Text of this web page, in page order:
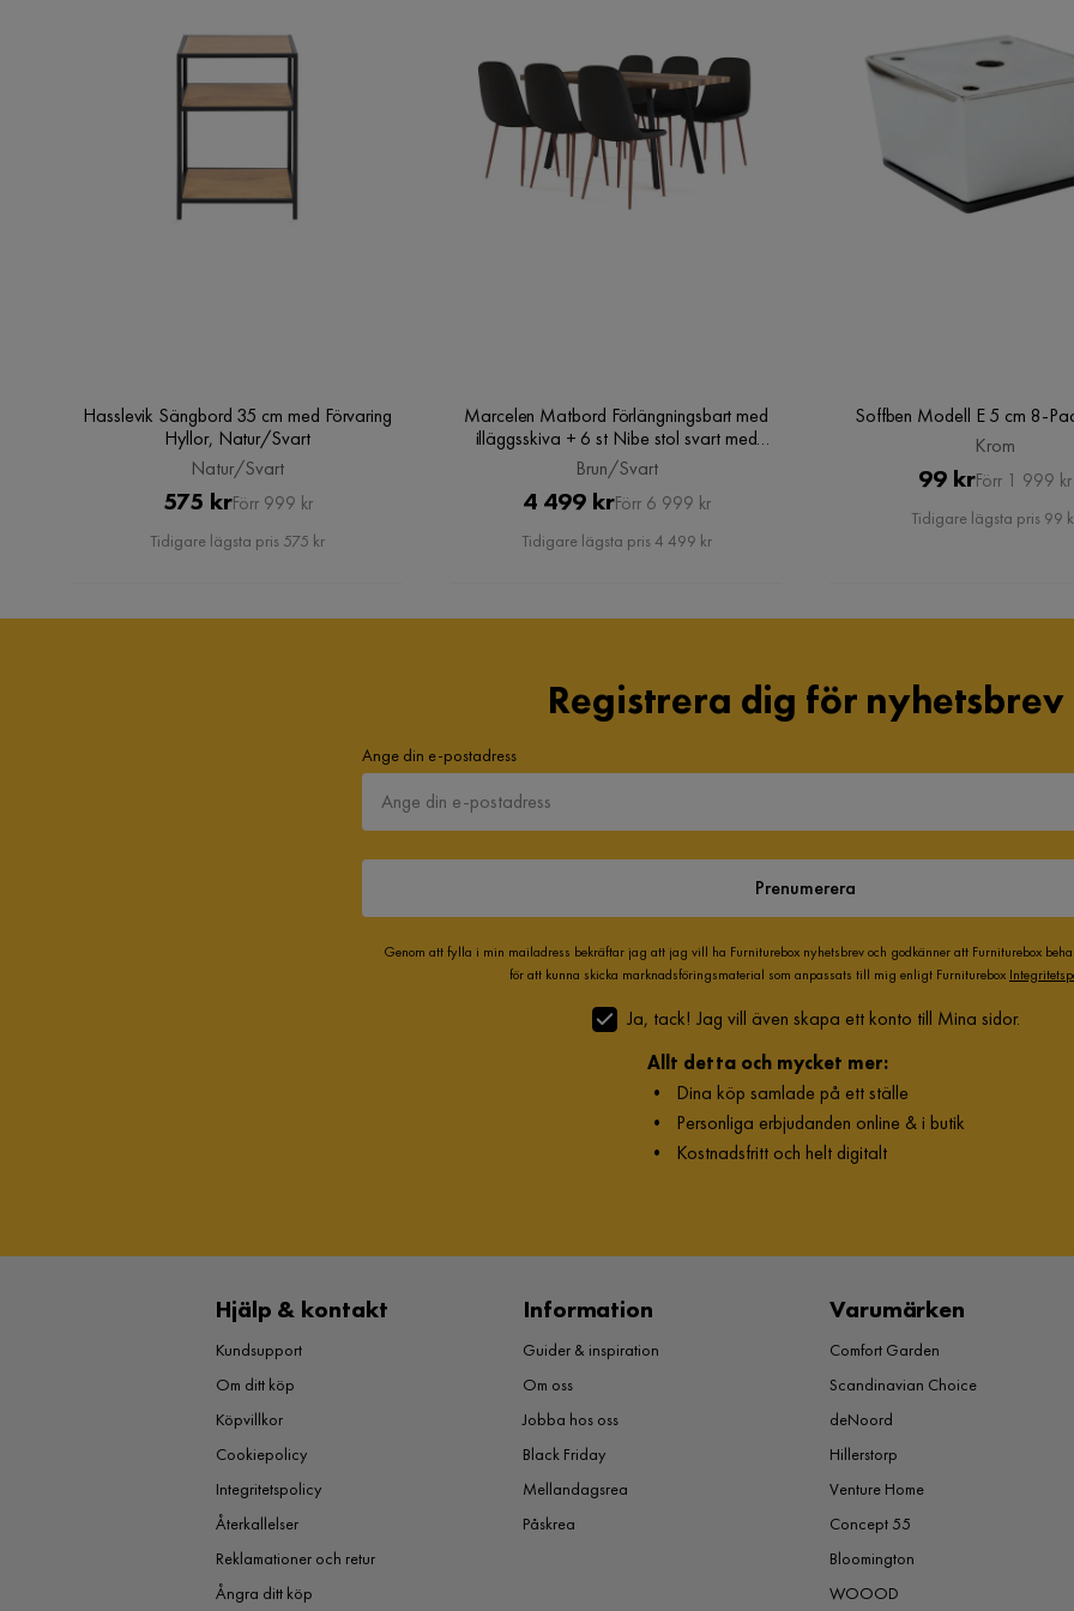
Hasslevik Sängbord 35 cm med Förvaring
Hyllor, Natur/Svart
Natur/Svart
Pris
575 krOriginal
Pris
Förr 999 kr
Tidigare lägsta pris 575 kr
Marcelen Matbord Förlängningsbart med
illäggsskiva + 6 st Nibe stol svart med
valnöt ben, Brun/Svart
Brun/Svart
Pris
4 499 krOriginal
Pris
Förr 6 999 kr
Tidigare lägsta pris 4 499 kr
Soffben Modell E 5 cm 8-
Krom
Pris
99 kr Original
Pris
Förr 1 999 kr
Tidigare lägsta pris 99
Registrera dig för nyhetsbrev
Ange din e-postadress
Prenumerera
Genom att fylla i min mailadress bekräftar jag att jag vill ha Furniturebox nyhetsbrev och godkänner att Furniturebox
för att kunna skicka marknadsföringsmaterial som anpassats till mig enligt Furniturebox
Ja, tack! Jag vill även skapa ett konto till Mina sidor.
Allt detta och mycket mer:
• Dina köp samlade på ett ställe
• Personliga erbjudanden online & i butik
• Kostnadsfritt och helt digitalt
Hjälp & kontakt
Kundsupport
Om ditt köp
Köpvillkor
Cookiepolicy
Integritetspolicy
Återkallelser
Reklamationer och retur
Ångra ditt köp
Information
Guider & inspiration
Om oss
Jobba hos oss
Black Friday
Mellandagsrea
Påskrea
Varumärken
Comfort Garden
Scandinavian Choice
deNoord
Hillerstorp
Venture Home
Concept 55
Bloomington
WOOOD